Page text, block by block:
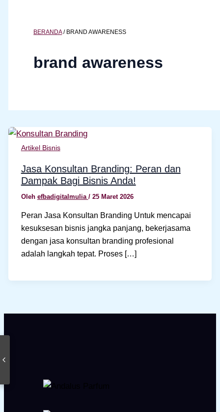
BERANDA/ BRAND AWARENESS
brand awareness
Artikel Bisnis
Jasa Konsultan Branding: Peran dan
Dampak Bagi Bisnis Anda!
Oleh efbadigitalmulia / 25 Maret 2026
Peran Jasa Konsultan Branding Untuk mencapai
kesuksesan bisnis jangka panjang, bekerjasama
dengan jasa konsultan branding profesional
adalah langkah tepat. Proses […]